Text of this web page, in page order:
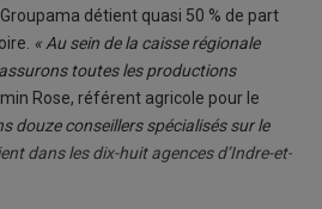
détient quasi 50 % de part
« Au sein de la caisse régionale
toutes les productions
Rose, référent agricole pour le
douze conseillers spécialisés sur le
dans les dix-huit agences d’Indre-et-